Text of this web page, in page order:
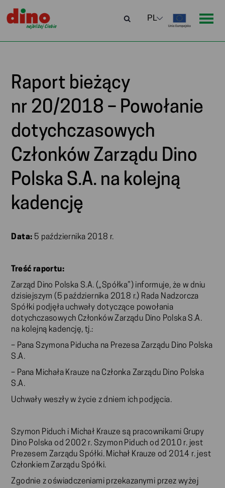
Raport bieżący
nr 20/2018 – Powołanie
dotychczasowych
Członków Zarządu Dino
Polska S.A. na kolejną
kadencję
Data: 5 października 2018 r.
Treść raportu:
Zarząd Dino Polska S.A. („Spółka”) informuje, że w dniu
dzisiejszym (5 października 2018 r.) Rada Nadzorcza
Spółki podjęła uchwały dotyczące powołania
dotychczasowych Członków Zarządu Dino Polska S.A.
na kolejną kadencję, tj.:
– Pana Szymona Piducha na Prezesa Zarządu Dino Polska
S.A.
– Pana Michała Krauze na Członka Zarządu Dino Polska
S.A.
Uchwały weszły w życie z dniem ich podjęcia.
Szymon Piduch i Michał Krauze są pracownikami Grupy
Dino Polska od 2002 r. Szymon Piduch od 2010 r. jest
Prezesem Zarządu Spółki. Michał Krauze od 2014 r. jest
Członkiem Zarządu Spółki.
Zgodnie z oświadczeniami przekazanymi przez wyżej